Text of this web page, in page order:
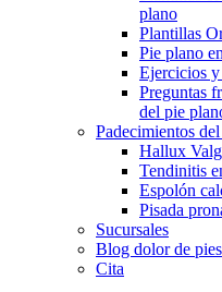
plano
Plantillas
Pie plano
Ejercicios y
Preguntas
del pie
Padecimientos
Hallux
Tendinitis
Espolón
Pisada
Sucursales
Blog dolor de pies
Cita